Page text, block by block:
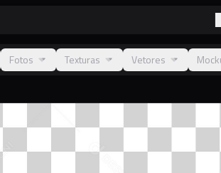
Fotos Texturas Vetores